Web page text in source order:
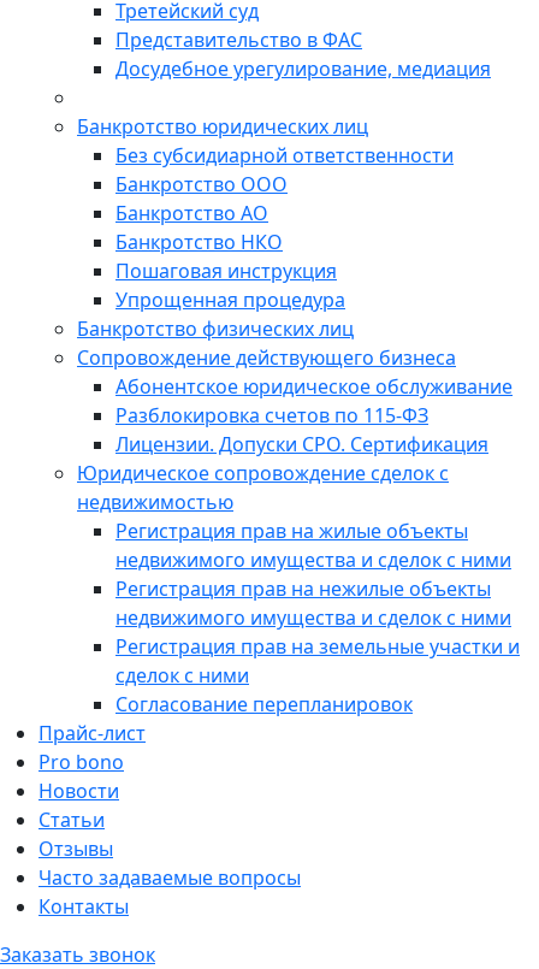
Третейский суд
Представительство в ФАС
Досудебное урегулирование, медиация
Банкротство юридических лиц
Без субсидиарной ответственности
Банкротство ООО
Банкротство АО
Банкротство НКО
Пошаговая инструкция
Упрощенная процедура
Банкротство физических лиц
Сопровождение действующего бизнеса
Абонентское юридическое обслуживание
Разблокировка счетов по 115-ФЗ
Лицензии. Допуски СРО. Сертификация
Юридическое сопровождение сделок с
недвижимостью
Регистрация прав на жилые объекты
недвижимого имущества и сделок с ними
Регистрация прав на нежилые объекты
недвижимого имущества и сделок с ними
Регистрация прав на земельные участки и
сделок с ними
Согласование перепланировок
Прайс-лист
Pro bono
Новости
Статьи
Отзывы
Часто задаваемые вопросы
Контакты
Заказать звонок